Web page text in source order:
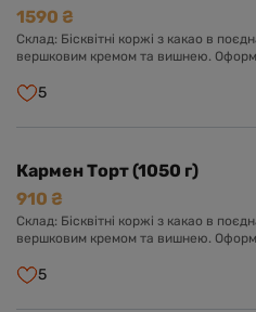
1590 ₴
Склад: Бісквітні коржі з какао в
вершковим кремом та вишнею.
вишнею.
5
Кармен Торт (1050 г)
910 ₴
Склад: Бісквітні коржі з какао в
вершковим кремом та вишнею.
вишнею.
5